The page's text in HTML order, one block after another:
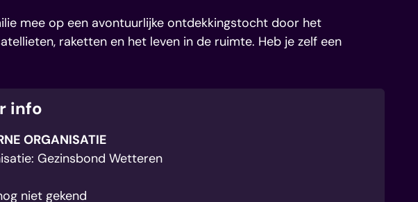
mee op een avontuurlijke ontdekkingstocht door het
raketten en het leven in de ruimte. Heb je zelf een
info
ORGANISATIE
Gezinsbond Wetteren
niet gekend